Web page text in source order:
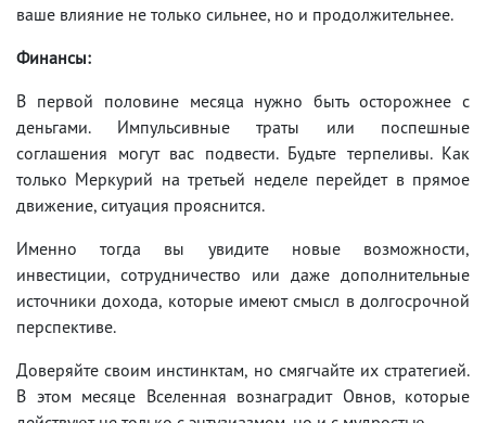
ваше влияние не только сильнее, но и продолжительнее.
Финансы:
В первой половине месяца нужно быть осторожнее с
деньгами. Импульсивные траты или поспешные
соглашения могут вас подвести. Будьте терпеливы. Как
только Меркурий на третьей неделе перейдет в прямое
движение, ситуация прояснится.
Именно тогда вы увидите новые возможности,
инвестиции, сотрудничество или даже дополнительные
источники дохода, которые имеют смысл в долгосрочной
перспективе.
Доверяйте своим инстинктам, но смягчайте их стратегией.
В этом месяце Вселенная вознаградит Овнов, которые